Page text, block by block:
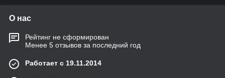
О нас
Рейтинг не сформирован
Менее 5 отзывов за последний год
Работает с 19.11.2014